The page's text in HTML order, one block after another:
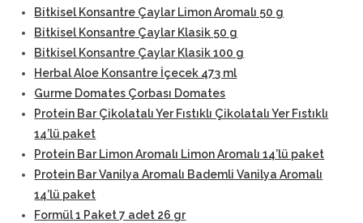
Bitkisel Konsantre Çaylar Limon Aromalı 50 g
Bitkisel Konsantre Çaylar Klasik 50 g
Bitkisel Konsantre Çaylar Klasik 100 g
Herbal Aloe Konsantre İçecek 473 ml
Gurme Domates Çorbası Domates
Protein Bar Çikolatalı Yer Fıstıklı Çikolatalı Yer Fıstıklı
14’lü paket
Protein Bar Limon Aromalı Limon Aromalı 14’lü paket
Protein Bar Vanilya Aromalı Bademli Vanilya Aromalı
14’lü paket
Formül 1 Paket 7 adet 26 gr